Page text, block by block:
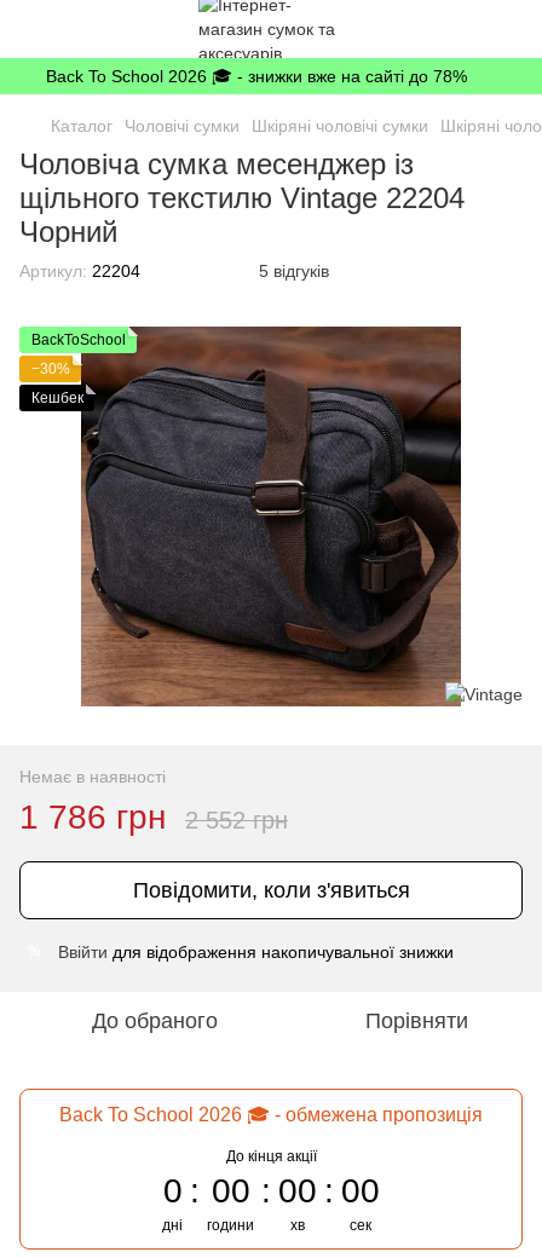
Back To School 2026 🎓 - знижки вже на сайті до 78%
Каталог Чоловічі сумки Шкіряні чоловічі сумки Шкіряні
Чоловіча сумка месенджер із
щільного текстилю Vintage 22204
Чорний
Артикул: 22204 5 відгуків
BackToSchool
−30%
Кешбек
Немає в наявності
1 786 грн 2 552 грн
Повідомити, коли з'явиться
Ввійти для відображення накопичувальної знижки
До обраного Порівняти
Back To School 2026 🎓 - обмежена пропозиція
До кінця акції
0
дні
00
години
00
хв
00
сек